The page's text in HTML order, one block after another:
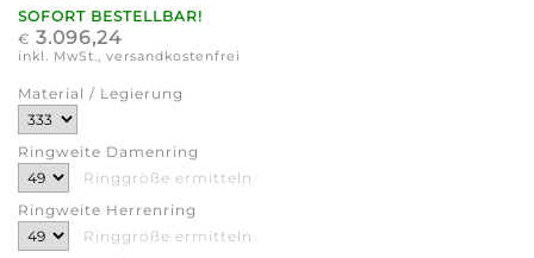
SOFORT BESTELLBAR!
€ 3.096,24
inkl. MwSt., versandkostenfrei
Material / Legierung
Ringweite Damenring
Ringgröße ermitteln
Ringweite Herrenring
Ringgröße ermitteln